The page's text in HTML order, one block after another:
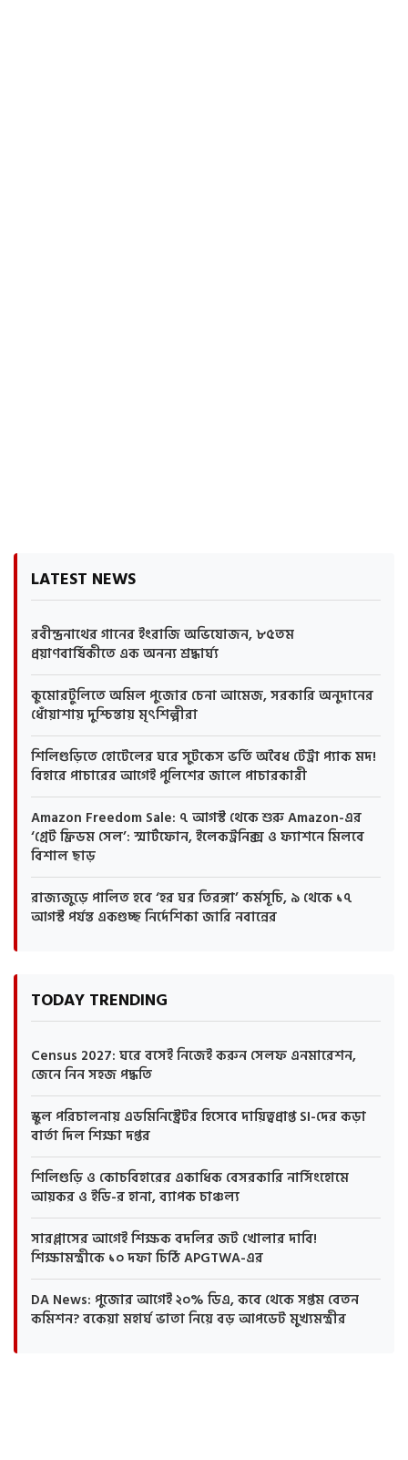
LATEST NEWS
রবীন্দ্রনাথের গানের ইংরাজি অভিযোজন, ৮৫তম
প্রয়াণবার্ষিকীতে এক অনন্য শ্রদ্ধার্ঘ্য
কুমোরটুলিতে অমিল পুজোর চেনা আমেজ, সরকারি অনুদানের
ধোঁয়াশায় দুশ্চিন্তায় মৃৎশিল্পীরা
শিলিগুড়িতে হোটেলের ঘরে সুটকেস ভর্তি অবৈধ টেট্রা প্যাক মদ!
বিহারে পাচারের আগেই পুলিশের জালে পাচারকারী
Amazon Freedom Sale: ৭ আগস্ট থেকে শুরু Amazon-এর
‘গ্রেট ফ্রিডম সেল’: স্মার্টফোন, ইলেকট্রনিক্স ও ফ্যাশনে মিলবে
বিশাল ছাড়
রাজ্যজুড়ে পালিত হবে ‘হর ঘর তিরঙ্গা’ কর্মসূচি, ৯ থেকে ১৭
আগস্ট পর্যন্ত একগুচ্ছ নির্দেশিকা জারি নবান্নের
TODAY TRENDING
Census 2027: ঘরে বসেই নিজেই করুন সেলফ এনমারেশন,
জেনে নিন সহজ পদ্ধতি
স্কুল পরিচালনায় এডমিনিস্ট্রেটর হিসেবে দায়িত্বপ্রাপ্ত SI-দের কড়া
বার্তা দিল শিক্ষা দপ্তর
শিলিগুড়ি ও কোচবিহারের একাধিক বেসরকারি নার্সিংহোমে
আয়কর ও ইডি-র হানা, ব্যাপক চাঞ্চল্য
সারপ্লাসের আগেই শিক্ষক বদলির জট খোলার দাবি!
শিক্ষামন্ত্রীকে ১০ দফা চিঠি APGTWA-এর
DA News: পুজোর আগেই ২০% ডিএ, কবে থেকে সপ্তম বেতন
কমিশন? বকেয়া মহার্ঘ ভাতা নিয়ে বড় আপডেট মুখ্যমন্ত্রীর